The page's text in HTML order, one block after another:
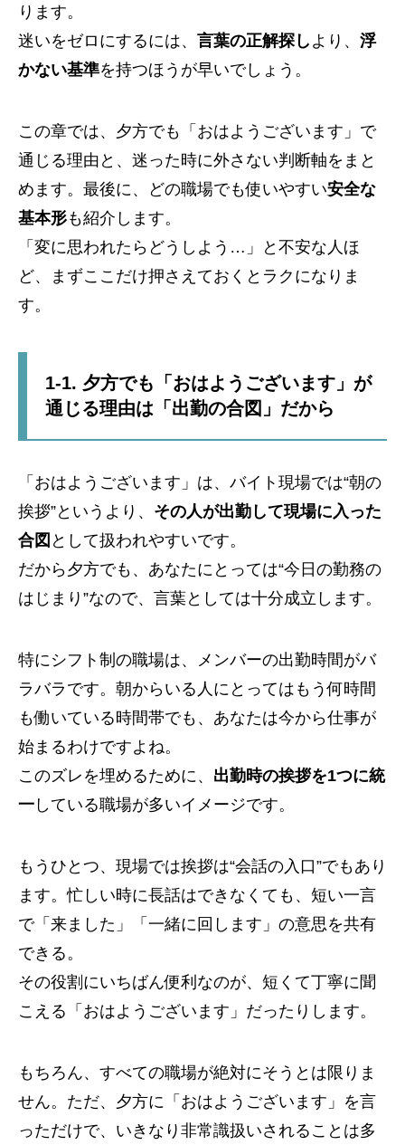
ります。
迷いをゼロにするには、 言葉の正解探し より、 浮
かない基準を持つほうが早いでしょう。
この章では、夕方でも「おはようございます」で
通じる理由と、迷った時に外さない判断軸をまと
めます。最後に、どの職場でも使いやすい安全な
基本形も紹介します。
「変に思われたらどうしよう…」と不安な人ほ
ど、まずここだけ押さえておくとラクになりま
す。
1-1. 夕方でも「おはようございます」が
通じる理由は「出勤の合図」だから
「おはようございます」は、バイト現場では“朝の
挨拶”というより、 その人が出勤して現場に入った
合図 として扱われやすいです。
だから夕方でも、あなたにとっては“今日の勤務の
はじまり”なので、言葉としては十分成立します。
特にシフト制の職場は、メンバーの出勤時間がバ
ラバラです。朝からいる人にとってはもう何時間
も働いている時間帯でも、あなたは今から仕事が
始まるわけですよね。
このズレを埋めるために、 出勤時の挨拶を1つに統
一 している職場が多いイメージです。
もうひとつ、現場では挨拶は“会話の入口”でもあり
ます。忙しい時に長話はできなくても、短い一言
で「来ました」「一緒に回します」の意思を共有
できる。
その役割にいちばん便利なのが、短くて丁寧に聞
こえる「おはようございます」だったりします。
もちろん、すべての職場が絶対にそうとは限りま
せん。ただ、夕方に「おはようございます」を言
っただけで、いきなり非常識扱いされることは多